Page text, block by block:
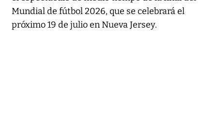
Mundial de fútbol 2026, que se celebrará el
próximo 19 de julio en Nueva Jersey.